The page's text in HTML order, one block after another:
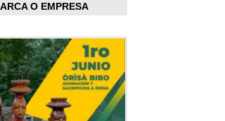
O EMPRESA